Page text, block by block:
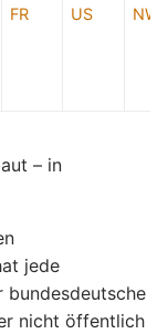
FR US
– in
jede
bundesdeutsche
nicht öffentlich